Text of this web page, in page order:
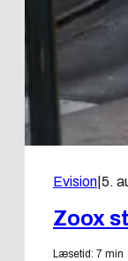
Evision 5.
Zoox
Læsetid: 7 min